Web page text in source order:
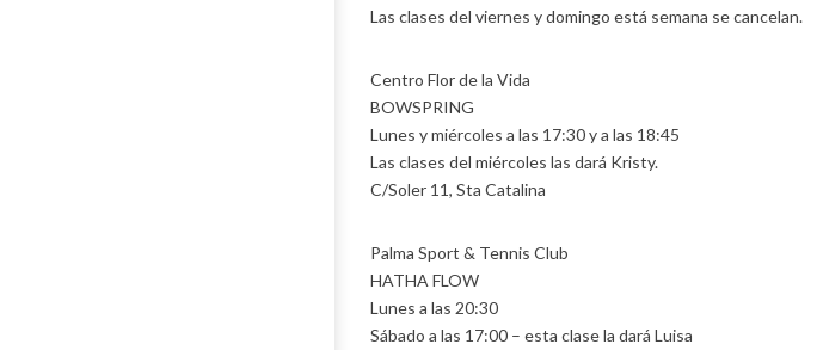
Las clases del viernes y domingo está semana se cancelan.
Centro Flor de la Vida
BOWSPRING
Lunes y miércoles a las 17:30 y a las 18:45
Las clases del miércoles las dará Kristy.
C/Soler 11, Sta Catalina
Palma Sport & Tennis Club
HATHA FLOW
Lunes a las 20:30
Sábado a las 17:00 – esta clase la dará Luisa